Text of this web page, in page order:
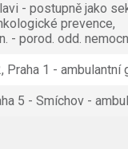
- postupně jako
prevence,
- porod. odd.
1 - ambulantní
5 - Smíchov -